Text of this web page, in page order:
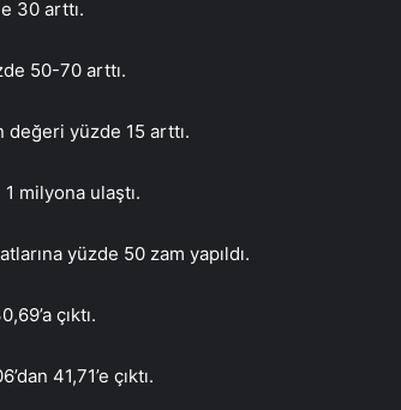
30 arttı.
50-70 arttı.
yüzde 15 arttı.
milyona ulaştı.
yüzde 50 zam yapıldı.
çıktı.
41,71’e çıktı.